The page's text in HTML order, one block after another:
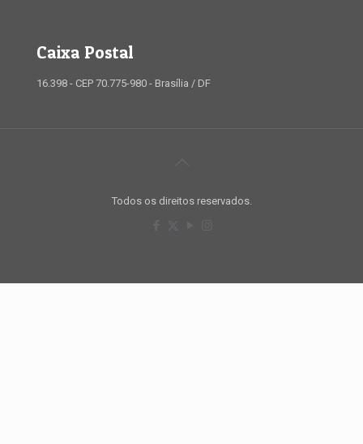
Caixa Postal
16.398 - CEP 70.775-980 - Brasília / DF
Todos os direitos reservados.